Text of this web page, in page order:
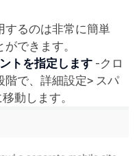
するのは非常に簡単
できます。
トを指定します -クロ
階で、詳細設定> スパ
動します。